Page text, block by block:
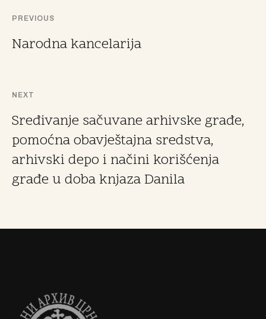
PREVIOUS
Narodna kancelarija
NEXT
Sređivanje sačuvane arhivske građe,
pomoćna obavještajna sredstva,
arhivski depo i načini korišćenja
građe u doba knjaza Danila